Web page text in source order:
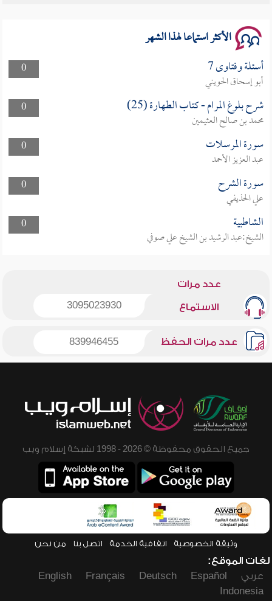
الأكثر استماعا لهذا الشهر
0 أسئلة وفتاوى 7
أبو إسحاق الحويني
0
شرح بلوغ المرام - كتاب الطهارة (25)
محمد بن صالح العثيمين
0
سورة المرسلات
عبد العزيز الأحمد
0
سورة الشرح
علي الحذيفي
0
الشاطبية
الشيخ:عبد الرشيد بن الشيخ علي صوفي
عدد مرات
الاستماع 3095023930
عدد مرات الحفظ 839946455
جميع الحقوق محفوظة © 2026 - 1998 لشبكة إسلام ويب
وثيقة الخصوصية اتفاقية الخدمة اتصل بنا من نحن
لغات الموقع:
عربي
Español
Deutsch
Français
English
Indonesia